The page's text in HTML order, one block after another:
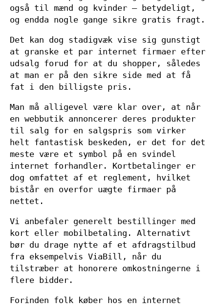
også til mænd og kvinder – betydeligt,
og endda nogle gange sikre gratis fragt.
Det kan dog stadigvæk vise sig gunstigt
at granske et par internet firmaer efter
udsalg forud for at du shopper, således
at man er på den sikre side med at få
fat i den billigste pris.
Man må alligevel være klar over, at når
en webbutik annoncerer deres produkter
til salg for en salgspris som virker
helt fantastisk beskeden, er det for det
meste være et symbol på en svindel
internet forhandler. Kortbetalinger er
dog omfattet af et reglement, hvilket
bistår en overfor uægte firmaer på
nettet.
Vi anbefaler generelt bestillinger med
kort eller mobilbetaling. Alternativt
bør du drage nytte af et afdragstilbud
fra eksempelvis ViaBill, når du
tilstræber at honorere omkostningerne i
flere bidder.
Forinden folk køber hos en internet